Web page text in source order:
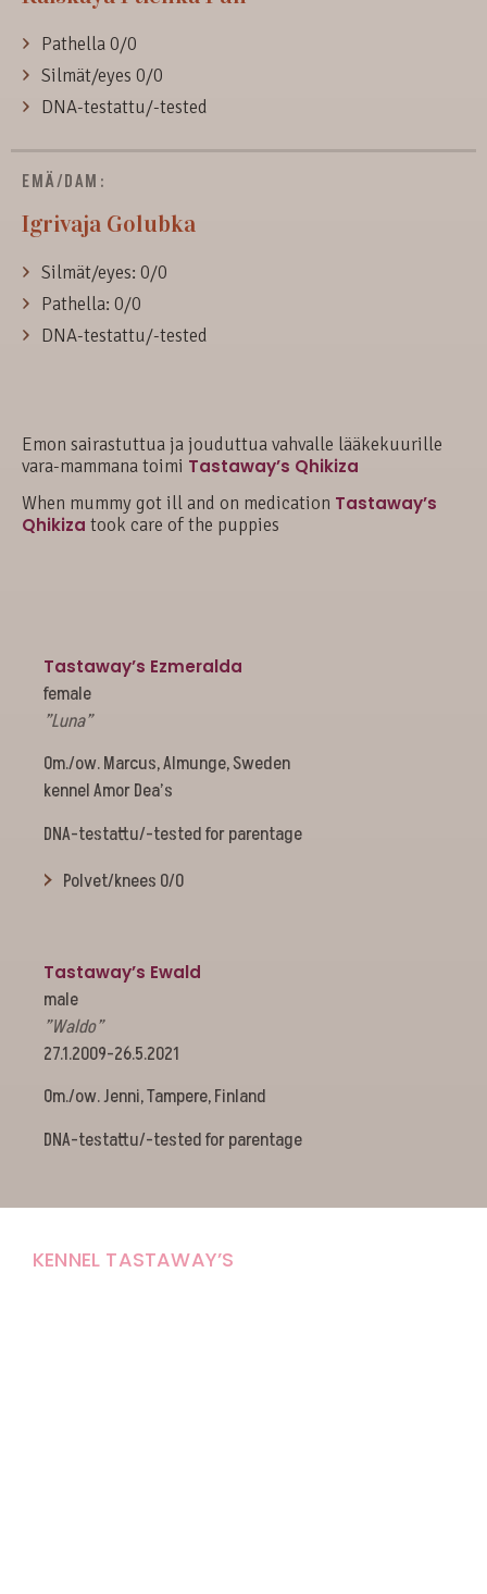
Pathella 0/0
Silmät/eyes 0/0
DNA-testattu/-tested
EMÄ/DAM:
Igrivaja Golubka
Silmät/eyes: 0/0
Pathella: 0/0
DNA-testattu/-tested
Emon sairastuttua ja jouduttua vahvalle lääkekuurille
vara-mammana toimi Tastaway’s Qhikiza
When mummy got ill and on medication Tastaway’s
Qhikiza took care of the puppies
Tastaway’s Ezmeralda
female
”Luna”
Om./ow. Marcus, Almunge, Sweden
kennel Amor Dea’s
DNA-testattu/-tested for parentage
Polvet/knees 0/0
Tastaway’s Ewald
male
”Waldo”
27.1.2009-26.5.2021
Om./ow. Jenni, Tampere, Finland
DNA-testattu/-tested for parentage
KENNEL TASTAWAY’S